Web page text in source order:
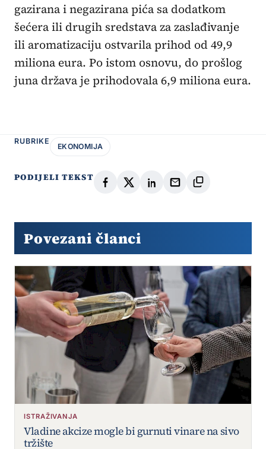
gazirana i negazirana pića sa dodatkom
šećera ili drugih sredstava za zaslađivanje
ili aromatizaciju ostvarila prihod od 49,9
miliona eura. Po istom osnovu, do prošlog
juna država je prihodovala 6,9 miliona eura.
RUBRIKE
EKONOMIJA
PODIJELI TEKST
Povezani članci
ISTRAŽIVANJA
Vladine akcize mogle bi gurnuti vinare na sivo
tržište